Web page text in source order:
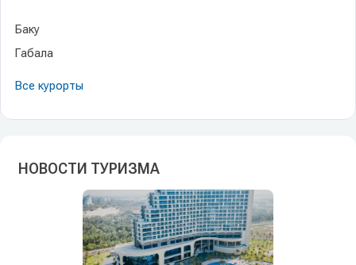
Баку
Габала
Все курорты
НОВОСТИ ТУРИЗМА